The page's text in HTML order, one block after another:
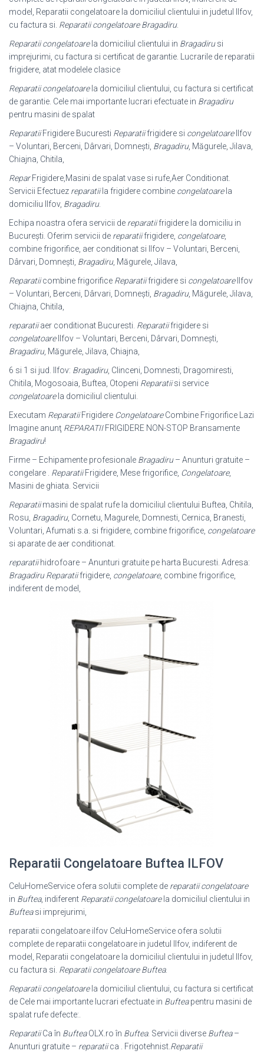
model, Reparatii congelatoare la domiciliul clientului in judetul Ilfov,
cu factura si. Reparatii congelatoare Bragadiru.
Reparatii congelatoarela domiciliul clientului in Bragadirusi
imprejurimi, cu factura si certificat de garantie. Lucrarile de reparatii
frigidere, atat modelele clasice
Reparatii congelatoarela domiciliul clientului, cu factura si certificat
de garantie. Cele mai importante lucrari efectuate in Bragadiru
pentru masini de spalat
ReparatiiFrigidere Bucuresti Reparatiifrigidere si congelatoareIlfov
– Voluntari, Berceni, Dârvari, Domnești, Bragadiru, Măgurele, Jilava,
Chiajna, Chitila,
ReparFrigidere,Masini de spalat vase si rufe,Aer Conditionat.
Servicii Efectuez reparatiila frigidere combine congelatoarela
domiciliu Ilfov, Bragadiru.
Echipa noastra ofera servicii de reparatiifrigidere la domiciliu in
București. Oferim servicii de reparatiifrigidere, congelatoare,
combine frigorifice, aer conditionat si Ilfov – Voluntari, Berceni,
Dârvari, Domnești, Bragadiru, Măgurele, Jilava,
Reparatiicombine frigorifice Reparatiifrigidere si congelatoareIlfov
– Voluntari, Berceni, Dârvari, Domnești, Bragadiru, Măgurele, Jilava,
Chiajna, Chitila,
reparatiiaer conditionat Bucuresti. Reparatiifrigidere si
congelatoareIlfov – Voluntari, Berceni, Dârvari, Domnești,
Bragadiru, Măgurele, Jilava, Chiajna,
6 si 1 si jud. Ilfov: Bragadiru, Clinceni, Domnesti, Dragomiresti,
Chitila, Mogosoaia, Buftea, Otopeni Reparatiisi service
congelatoarela domiciliul clientului.
Executam ReparatiiFrigidere CongelatoareCombine Frigorifice Lazi
Imagine anunţ REPARATIIFRIGIDERE NON-STOP Bransamente
Bragadiru!
Firme – Echipamente profesionale Bragadiru– Anunturi gratuite –
congelare . ReparatiiFrigidere, Mese frigorifice, Congelatoare,
Masini de ghiata. Servicii
Reparatiimasini de spalat rufe la domiciliul clientului Buftea, Chitila,
Rosu, Bragadiru, Cornetu, Magurele, Domnesti, Cernica, Branesti,
Voluntari, Afumati s.a. si frigidere, combine frigorifice, congelatoare
si aparate de aer conditionat.
reparatiihidrofoare – Anunturi gratuite pe harta Bucuresti. Adresa:
Bragadiru Reparatiifrigidere, congelatoare, combine frigorifice,
indiferent de model,
Reparatii Congelatoare Buftea ILFOV
CeluHomeService ofera solutii complete de reparatii congelatoare
in Buftea, indiferent Reparatii congelatoarela domiciliul clientului in
Bufteasi imprejurimi
reparatii congelatoare ilfov CeluHomeService ofera solutii
complete de reparatii congelatoare in judetul Ilfov, indiferent de
model, Reparatii congelatoare la domiciliul clientului in judetul Ilfov,
cu factura si. Reparatii congelatoare Buftea.
Reparatii congelatoarela domiciliul clientului, cu factura si certificat
de Cele mai importante lucrari efectuate in Bufteapentru masini de
spalat rufe defecte:.
ReparatiiCa în BufteaOLX.ro în Buftea. Servicii diverse Buftea–
Anunturi gratuite – reparatiica . Frigotehnist. Reparatii